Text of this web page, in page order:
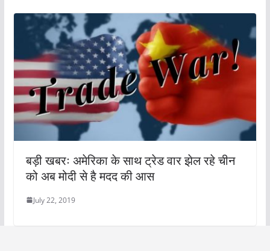
बड़ी खबरः अमेरिका के साथ ट्रेड वार झेल रहे चीन
को अब मोदी से है मदद की आस
July 22, 2019